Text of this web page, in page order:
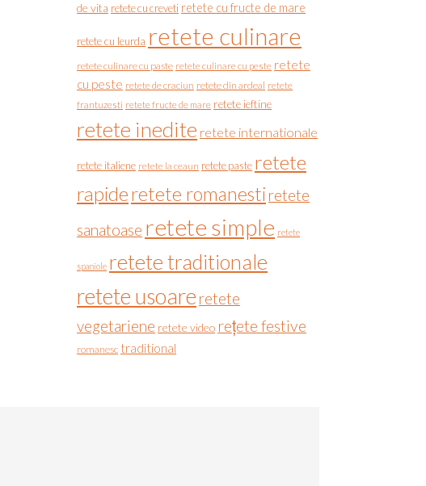
de vita retete cu creveti retete cu fructe de mare
retete cu leurda retete culinare
retete culinare cu paste retete culinare cu peste retete
cu peste retete de craciun retete din ardeal retete
frantuzesti retete fructe de mare retete ieftine
retete inedite retete internationale
retete italiene retete la ceaun retete paste retete
rapideretete romanesti retete
sanatoase retete simple retete
spaniole retete traditionale
retete usoare retete
vegetariene retete video rețete festive
romanesc traditional